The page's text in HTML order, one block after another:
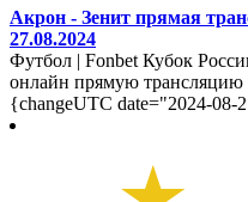
Акрон - Зенит прямая
27.08.2024
Футбол | Fonbet Кубок
онлайн прямую
{changeUTC date="2024-08-